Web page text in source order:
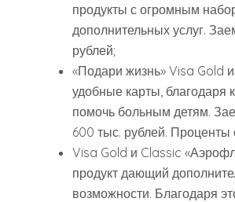
продукты с огромным
дополнительных услуг.
рублей;
«Подари жизнь» Visa Gold
удобные карты, благодаря
помочь больным детям.
600 тыс. рублей. Проценты
Visa Gold и Classic
продукт дающий
возможности. Благодаря